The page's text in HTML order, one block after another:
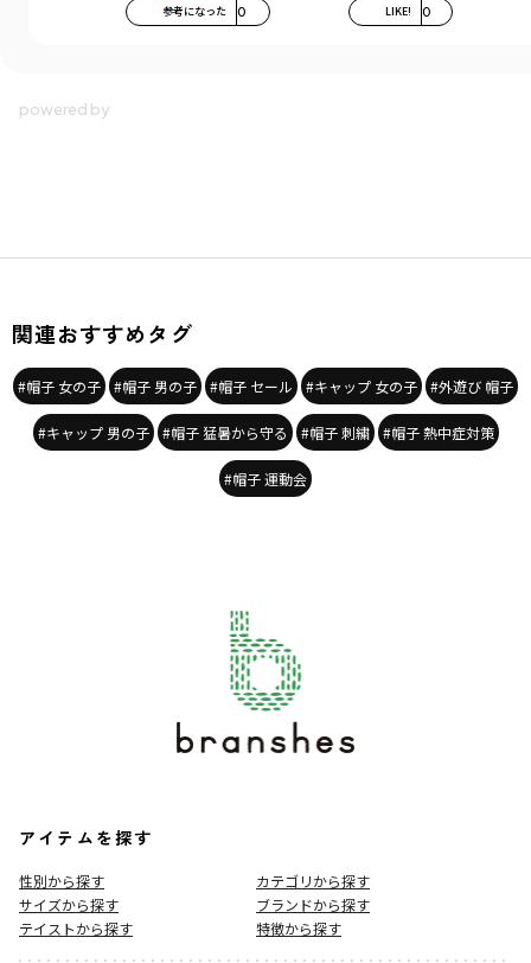
参考になった 0 LIKE! 0
関連おすすめタグ
#帽子 女の子 #帽子 男の子 #帽子 セール #キャップ 女の子 #外遊び 帽子
#キャップ 男の子 #帽子 猛暑から守る #帽子 刺繍 #帽子 熱中症対策
#帽子 運動会
アイテムを探す
性別から探す
カテゴリから探す
サイズから探す
ブランドから探す
テイストから探す
特徴から探す